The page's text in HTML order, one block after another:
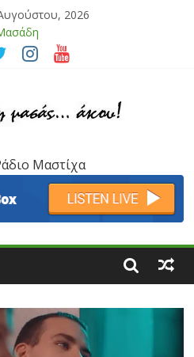
2026
& Γιώργος Στρατάκης
Μαστίχα